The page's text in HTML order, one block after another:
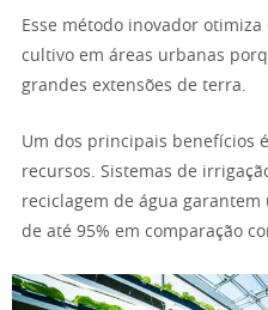
Esse método inovador
cultivo em áreas urbanas
grandes extensões de terra.
Um dos principais benefícios
recursos. Sistemas de
reciclagem de água
de até 95% em comparação